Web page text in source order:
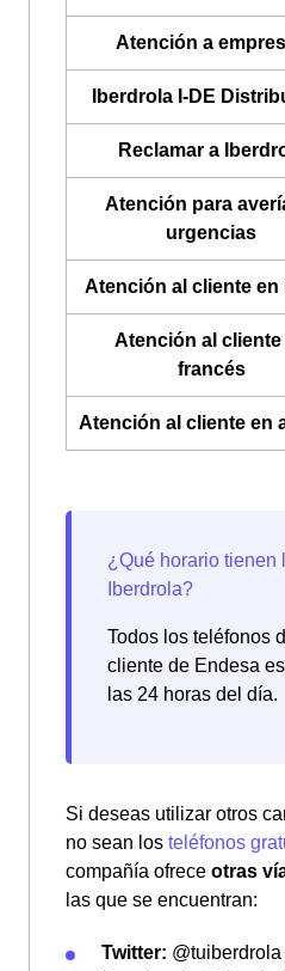
Atención a
Iberdrola I-DE
Reclamar a
Atención para
urgencias
Atención al cliente en
Atención al cliente
francés
Atención al cliente en
Todos los teléfonos
cliente de Endesa
las 24 horas del día.
Si deseas utilizar otros
no sean los teléfonos
compañía ofrece otras
las que se encuentran:
Twitter: @tuiberdrola